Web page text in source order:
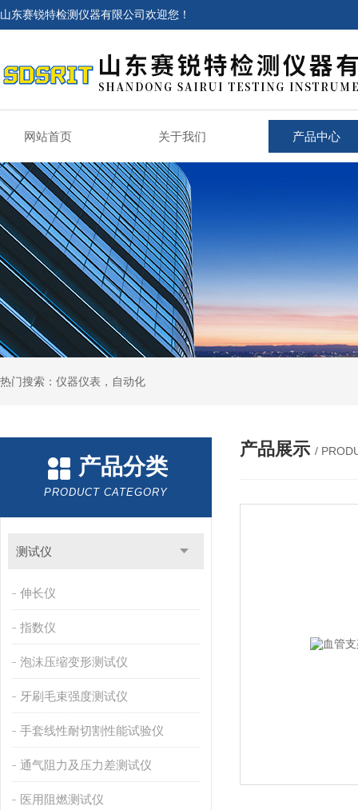
山东赛锐特检测仪器有限公司欢迎您！
网站首页 关于我们 产品中心
热门搜索：仪器仪表，自动化
产品分类
PRODUCT CATEGORY
测试仪
伸长仪
指数仪
泡沫压缩变形测试仪
牙刷毛束强度测试仪
手套线性耐切割性能试验仪
通气阻力及压力差测试仪
医用阻燃测试仪
产品展示 /